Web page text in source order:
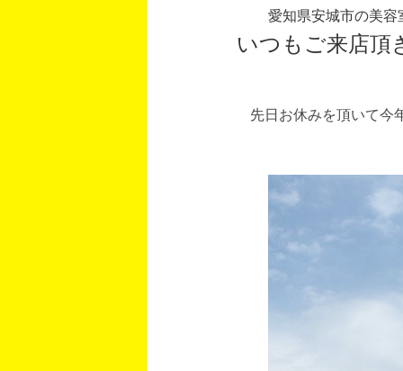
愛知県安城市の美
いつもご来店頂
先日お休みを頂いて今